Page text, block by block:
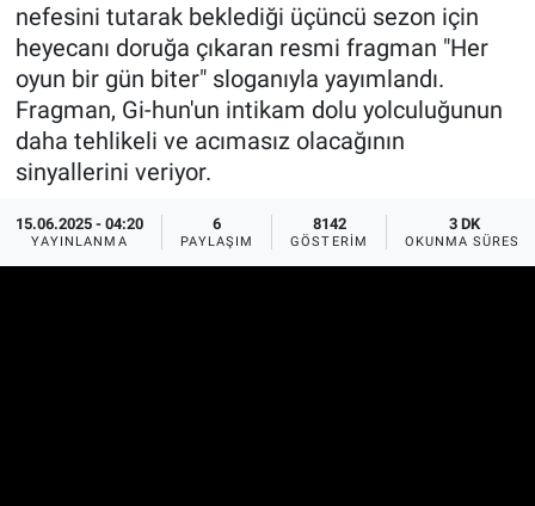
nefesini tutarak beklediği üçüncü sezon için
heyecanı doruğa çıkaran resmi fragman "Her
oyun bir gün biter" sloganıyla yayımlandı.
Fragman, Gi-hun'un intikam dolu yolculuğunun
daha tehlikeli ve acımasız olacağının
sinyallerini veriyor.
15.06.2025 - 04:20
YAYINLANMA
6
PAYLAŞIM
8142
GÖSTERIM
3 DK
OKUNMA SÜRESI
Ege'den Esintiler
Eğitim
Eğlence
Ekonomi
İletişim